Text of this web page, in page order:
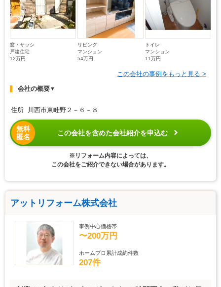
窓・サッシ
戸建住宅
12万円
リビング
マンション
54万円
トイレ
マンション
11万円
この会社の事例をもっと見る >
会社の概要▼
住所 川西市東畦野２－６－８
無料
匿名
この会社を含めた会社紹介を申込む
※リフォーム内容によっては、
この会社をご紹介できない場合があります。
アットリフォーム株式会社
事例中心価格帯
〜200万円
ホームプロ累計成約件数
207件